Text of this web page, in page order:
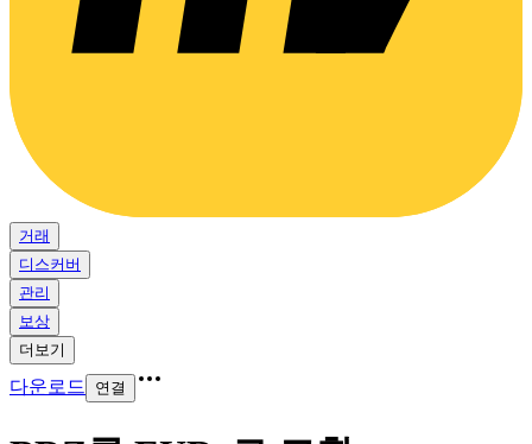
거래
디스커버
관리
보상
더보기
다운로드 연결